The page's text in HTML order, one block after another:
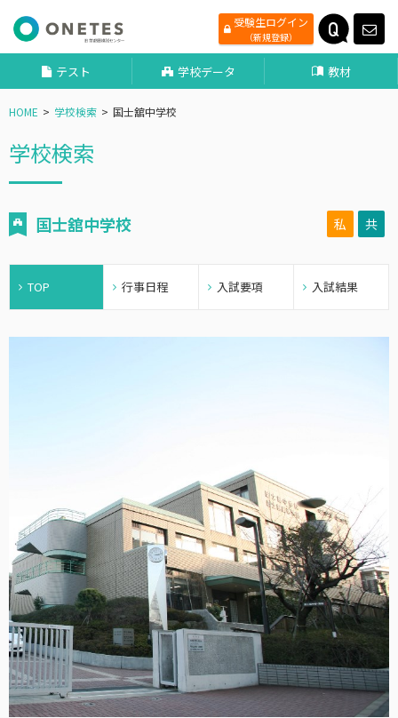
受験生ログイン
（新規登録）
テスト 学校データ 教材
HOME 学校検索 国士舘中学校
学校検索
国士舘中学校 私 共
TOP 行事日程 入試要項 入試結果